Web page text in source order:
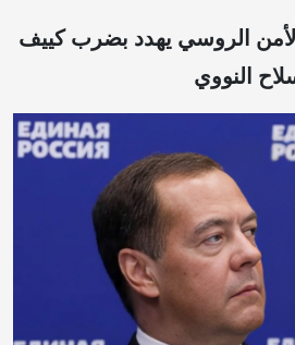
الروسي يهدد بضرب كييف
النووي